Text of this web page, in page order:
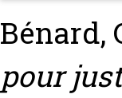
Bénard,
pour